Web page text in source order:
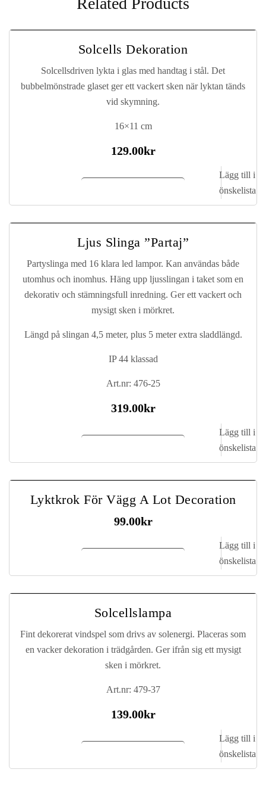
Solcells Dekoration
Solcellsdriven lykta i glas med handtag i stål. Det
bubbelmönstrade glaset ger ett vackert sken när lyktan tänds
vid skymning.
16×11 cm
129.00kr
Lägg till i
önskelista
Ljus Slinga ”Partaj”
Partyslinga med 16 klara led lampor. Kan användas både
utomhus och inomhus. Häng upp ljusslingan i taket som en
dekorativ och stämningsfull inredning. Ger ett vackert och
mysigt sken i mörkret.
Längd på slingan 4,5 meter, plus 5 meter extra sladdlängd.
IP 44 klassad
Art.nr: 476-25
319.00kr
Lägg till i
önskelista
Lyktkrok För Vägg A Lot Decoration
99.00kr
Lägg till i
önskelista
Solcellslampa
Fint dekorerat vindspel som drivs av solenergi. Placeras som
en vacker dekoration i trädgården. Ger ifrån sig ett mysigt
sken i mörkret.
Art.nr: 479-37
139.00kr
Lägg till i
önskelista